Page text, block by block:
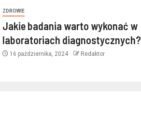
ZDROWIE
Jakie badania warto wykonać w
laboratoriach diagnostycznych?
16 października, 2024 Redaktor